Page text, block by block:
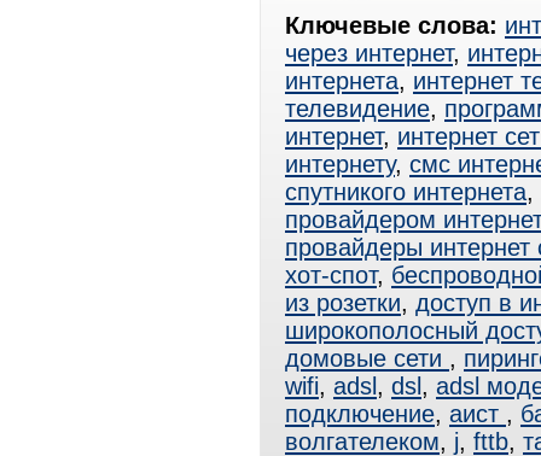
Ключевые слова:
через интернет,
интернета, интернет
телевидение,
интернет, интернет
интернету, смс
спутникого интернета,
провайдером
провайдеры интернет
хот-спот,
из розетки, доступ в
широкополосный
домовые сети ,
wifi, adsl , dsl , adsl
подключение, аист ,
волгателеком, j, fttb,